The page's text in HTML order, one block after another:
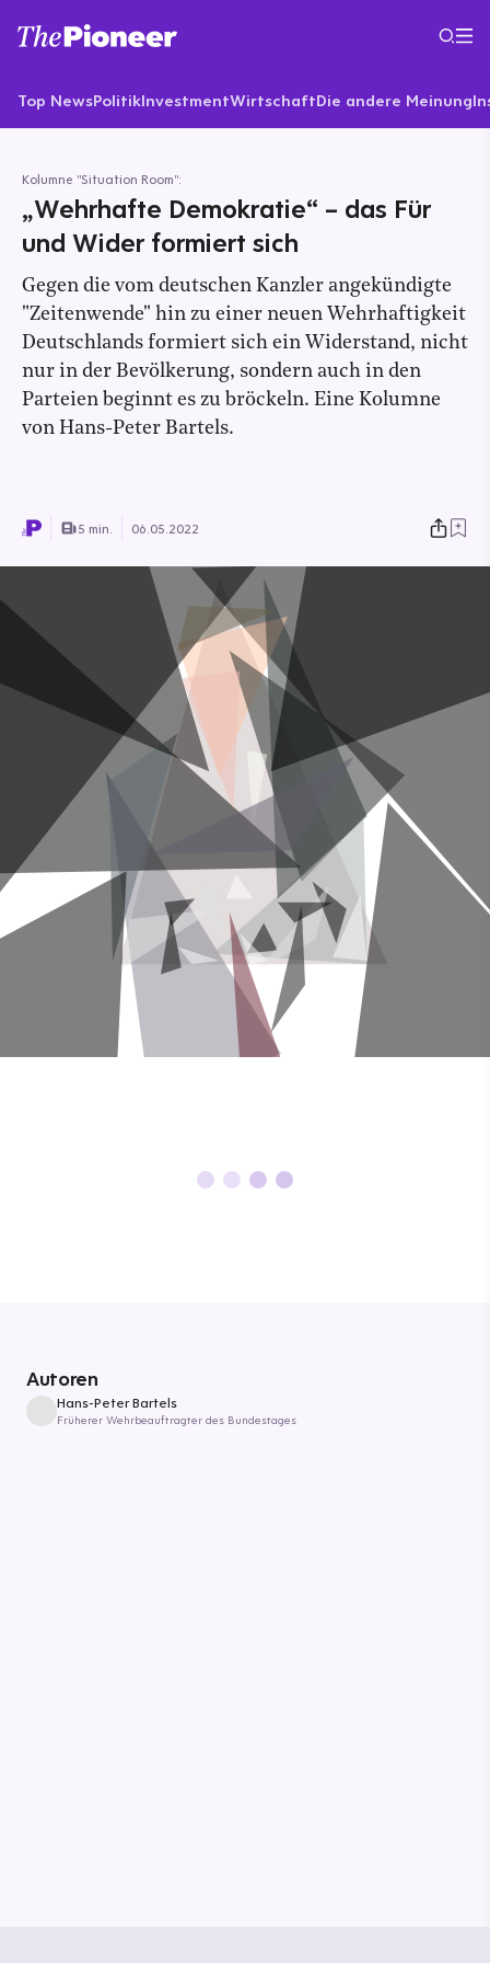
Top NewsPolitikInvestmentWirtschaftDie andere Meinung
Kolumne "Situation Room":
„Wehrhafte Demokratie“ – das Für
und Wider formiert sich
Gegen die vom deutschen Kanzler angekündigte
"Zeitenwende" hin zu einer neuen Wehrhaftigkeit
Deutschlands formiert sich ein Widerstand, nicht
nur in der Bevölkerung, sondern auch in den
Parteien beginnt es zu bröckeln. Eine Kolumne
von Hans-Peter Bartels.
5 min. 06.05.2022
Autoren
Hans-Peter Bartels
Früherer Wehrbeauftragter des Bundestages